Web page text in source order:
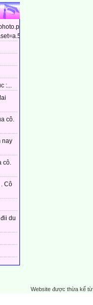
:...
cô.
nay
cô.
Cô
du
Website được thừa kế